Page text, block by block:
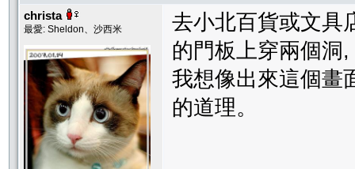
christa
最愛: Sheldon、沙西米
去小北百貨或文具
的門板上穿兩個洞
我想像出來這個畫
的道理。